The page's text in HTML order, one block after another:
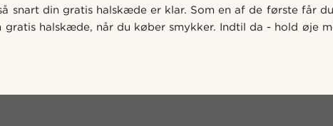
snart din gratis halskæde er klar. Som en af de første får
gratis halskæde, når du køber smykker. Indtil da - hold øje